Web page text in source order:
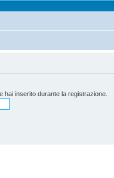
hai inserito durante la registrazione.